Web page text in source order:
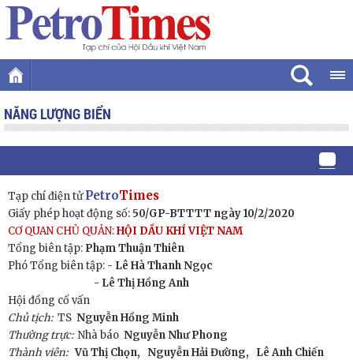
NĂNG LƯỢNG BIỂN
Tạp chí điện tửPetroTimes
Giấy phép hoạt động số: 50/GP-BTTTT ngày 10/2/2020
CƠ QUAN CHỦ QUẢN:HỘI DẦU KHÍ VIỆT NAM
Tổng biên tập: Phạm Thuận Thiên
Phó Tổng biên tập: - Lê Hà Thanh Ngọc
- Lê Thị Hồng Anh
Hội đồng cố vấn
Chủ tịch:TS Nguyễn Hồng Minh
Thường trực: Nhà báo Nguyễn Như Phong
Thành viên: Vũ Thị Chọn, Nguyễn Hải Đường,
Lê Anh Chiến